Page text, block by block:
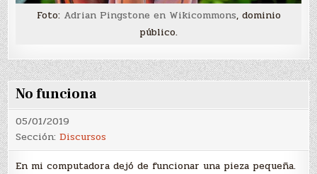
Foto: Adrian Pingstone en Wikicommons, dominio
público.
No funciona
05/01/2019
Sección:Discursos
En mi computadora dejó de funcionar una pieza pequeña.